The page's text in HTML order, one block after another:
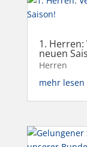
1.
neuen
Herren
mehr lesen